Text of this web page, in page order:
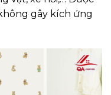
gây kích ứng